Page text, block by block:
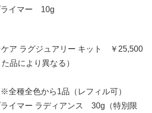
ライマー 10g
ケア ラグジュアリー キット ￥25,500
品により異なる）
全種全色から1品（レフィル可）
ライマー ラディアンス 30g（特別限